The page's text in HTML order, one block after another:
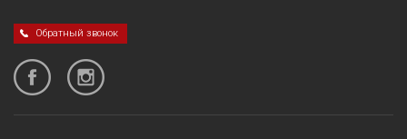
Обратный звонок